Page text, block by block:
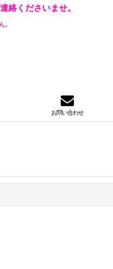
絡くださいませ。
。
お問い合わせ